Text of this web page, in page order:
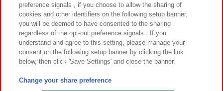
©Bandai Namco Amusement Inc.
©Bandai Namco Amusement Lab Inc.
preference signals , if you choose to allow the sharing of
cookies and other identifiers on the following setup banner,
you will be deemed to have consented to the sharing
regardless of the opt-out preference signals . If you
understand and agree to this setting, please manage your
consent on the following setup banner by clicking the link
below, then click 'Save Settings' and close the banner.
Change your share preference